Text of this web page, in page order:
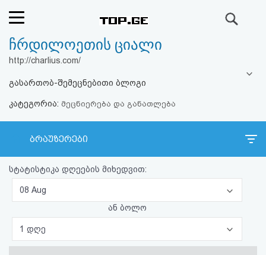
რეიტინგი
ფოსტა
კითხვა-
პასუხი
ავტორიზაცია
რეგისტრაცია
ჩრდილოეთის ციალი
http://charlius.com/
გასართობ-შემეცნებითი ბლოგი
კატეგორია: მეცნიერება და განათლება
ბრაუზერები
სტატისტიკა დღეების მიხედვით:
08 Aug
ან ბოლო
1 დღე